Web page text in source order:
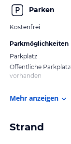
Parken
Kostenfrei
Parkmöglichkeiten
Parkplatz
Öffentliche
vorhanden
Mehr anzeigen
Strand